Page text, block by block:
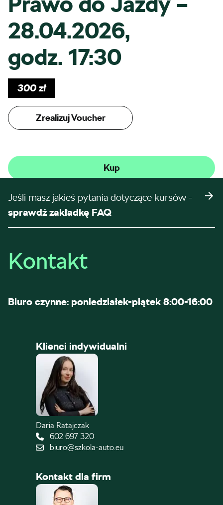
28.04.2026,
godz. 17:30
300zł
Zrealizuj Voucher
Kup
Jeśli masz jakieś pytania dotyczące kursów -
sprawdź zakładkę FAQ
Kontakt
Biuro czynne: poniedziałek-piątek 8:00-16:00
Klienci indywidualni
Daria Ratajczak
602 697 320
biuro@szkola-auto.eu
Kontakt dla firm